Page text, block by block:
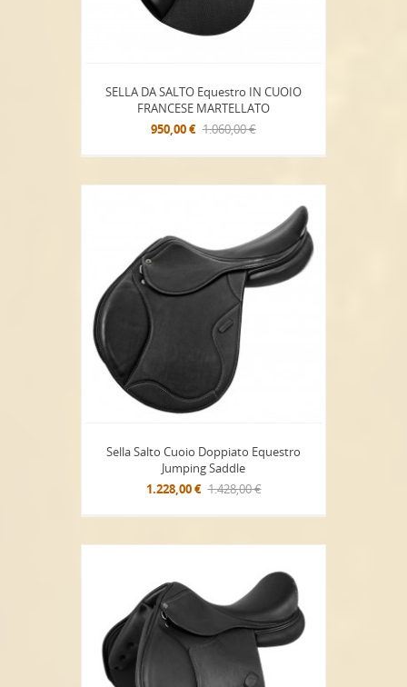
SELLA DA SALTO Equestro IN CUOIO
FRANCESE MARTELLATO
950,00 € 1.060,00 €
Sella Salto Cuoio Doppiato Equestro
Jumping Saddle
1.228,00 € 1.428,00 €